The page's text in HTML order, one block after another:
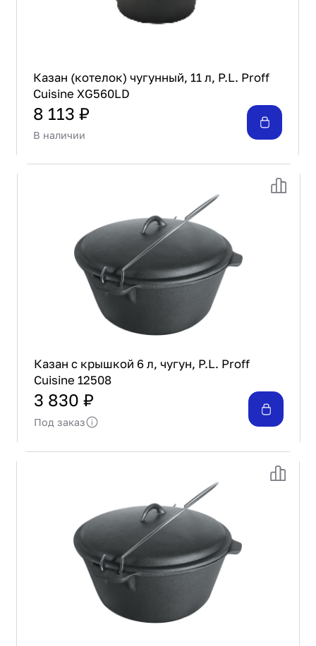
Казан (котелок) чугунный, 11 л, P.L. Proff
Cuisine XG560LD
8 113 ₽
В наличии
Казан с крышкой 6 л, чугун, P.L. Proff
Cuisine 12508
3 830 ₽
Под заказ